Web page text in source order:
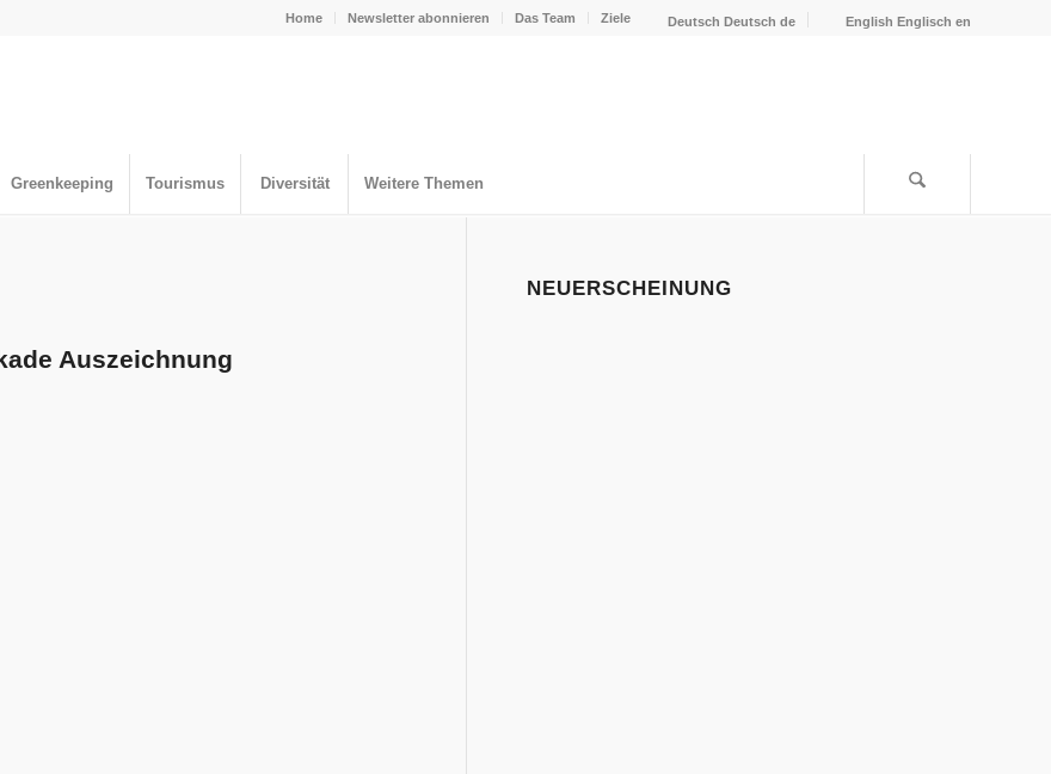
Home Newsletter abonnieren Das Team Ziele Deutsch Deutsch de English Englisch en
Greenkeeping Tourismus Diversität Weitere Themen
Auszeichnung
NEUERSCHEINUNG